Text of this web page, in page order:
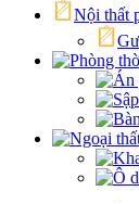
Nội thất